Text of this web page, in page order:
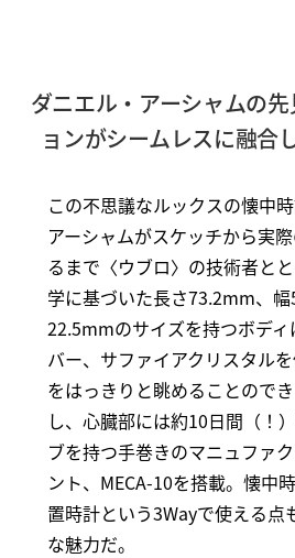
ダニエル・アーシャムの
ョンがシームレスに融合
この不思議なルックスの懐中
アーシャムがスケッチから実
るまで〈ウブロ〉の技術者と
学に基づいた長さ73.2mm、
22.5mmのサイズを持つボディ
バー、サファイアクリスタル
をはっきりと眺めることので
し、心臓部には約10日間（！
ブを持つ手巻きのマニュファ
ント、MECA-10を搭載。懐中
置時計という3Wayで使える点
な魅力だ。